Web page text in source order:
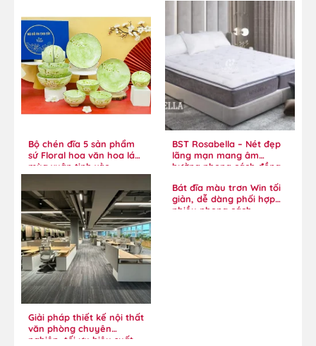
Bộ chén đĩa 5 sản phẩm
sứ Floral hoa văn hoa lá
mùa xuân tinh xảo
BST Rosabella – Nét đẹp
lãng mạn mang âm
hưởng phong cách đồng
Giải pháp thiết kế nội thất
văn phòng chuyên
nghiệp, tối ưu hiệu suất
Bát đĩa màu trơn Win tối
giản, dễ dàng phối hợp
nhiều phong cách